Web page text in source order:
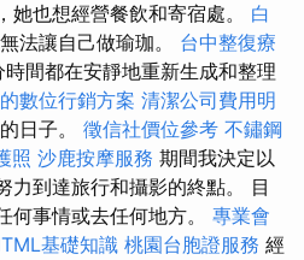
她也想經營餐飲和寄宿處。 白
法讓自己做瑜珈。 台中整復療
時間都在安靜地重新生成和整理
數位行銷方案 清潔公司費用明
日子。 徵信社價位參考 不鏽鋼
照 沙鹿按摩服務 期間我決定以
力到達旅行和攝影的終點。 目
何事情或去任何地方。 專業會
基礎知識 桃園台胞證服務 經